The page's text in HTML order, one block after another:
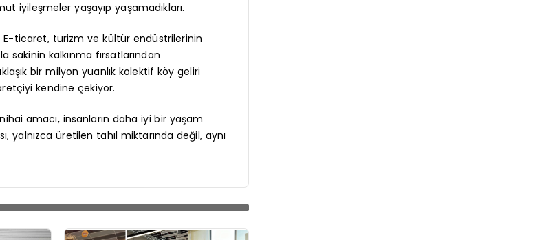
iyileşmeler yaşayıp yaşamadıkları.
E-ticaret, turizm ve kültür endüstrilerinin
kalkınma fırsatlarından
bir milyon yuanlık kolektif köy geliri
kendine çekiyor.
amacı, insanların daha iyi bir yaşam
yalnızca üretilen tahıl miktarında değil, aynı